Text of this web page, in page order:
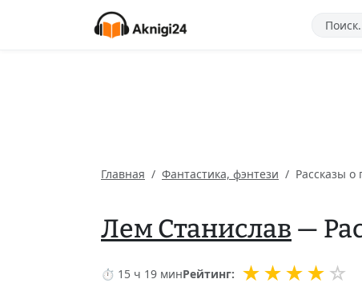
Главная Фантастика, фэнтези Рассказы о
Лем Станислав —
⏱ 15 ч 19 минРейтинг: ★★★★ ☆